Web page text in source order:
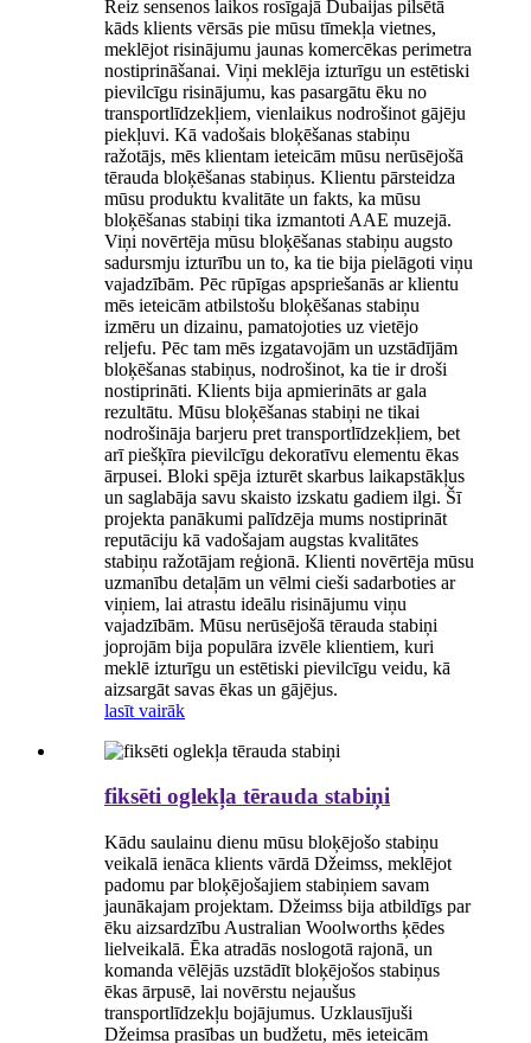
Reiz sensenos laikos rosīgajā Dubaijas pilsētā
kāds klients vērsās pie mūsu tīmekļa vietnes,
meklējot risinājumu jaunas komercēkas perimetra
nostiprināšanai. Viņi meklēja izturīgu un estētiski
pievilcīgu risinājumu, kas pasargātu ēku no
transportlīdzekļiem, vienlaikus nodrošinot gājēju
piekļuvi. Kā vadošais bloķēšanas stabiņu
ražotājs, mēs klientam ieteicām mūsu nerūsējošā
tērauda bloķēšanas stabiņus. Klientu pārsteidza
mūsu produktu kvalitāte un fakts, ka mūsu
bloķēšanas stabiņi tika izmantoti AAE muzejā.
Viņi novērtēja mūsu bloķēšanas stabiņu augsto
sadursmju izturību un to, ka tie bija pielāgoti viņu
vajadzībām. Pēc rūpīgas apspriešanās ar klientu
mēs ieteicām atbilstošu bloķēšanas stabiņu
izmēru un dizainu, pamatojoties uz vietējo
reljefu. Pēc tam mēs izgatavojām un uzstādījām
bloķēšanas stabiņus, nodrošinot, ka tie ir droši
nostiprināti. Klients bija apmierināts ar gala
rezultātu. Mūsu bloķēšanas stabiņi ne tikai
nodrošināja barjeru pret transportlīdzekļiem, bet
arī piešķīra pievilcīgu dekoratīvu elementu ēkas
ārpusei. Bloki spēja izturēt skarbus laikapstākļus
un saglabāja savu skaisto izskatu gadiem ilgi. Šī
projekta panākumi palīdzēja mums nostiprināt
reputāciju kā vadošajam augstas kvalitātes
stabiņu ražotājam reģionā. Klienti novērtēja mūsu
uzmanību detaļām un vēlmi cieši sadarboties ar
viņiem, lai atrastu ideālu risinājumu viņu
vajadzībām. Mūsu nerūsējošā tērauda stabiņi
joprojām bija populāra izvēle klientiem, kuri
meklē izturīgu un estētiski pievilcīgu veidu, kā
aizsargāt savas ēkas un gājējus.
lasīt vairāk
fiksēti oglekļa tērauda stabiņi
Kādu saulainu dienu mūsu bloķējošo stabiņu
veikalā ienāca klients vārdā Džeimss, meklējot
padomu par bloķējošajiem stabiņiem savam
jaunākajam projektam. Džeimss bija atbildīgs par
ēku aizsardzību Australian Woolworths ķēdes
lielveikalā. Ēka atradās noslogotā rajonā, un
komanda vēlējās uzstādīt bloķējošos stabiņus
ēkas ārpusē, lai novērstu nejaušus
transportlīdzekļu bojājumus. Uzklausījuši
Džeimsa prasības un budžetu, mēs ieteicām